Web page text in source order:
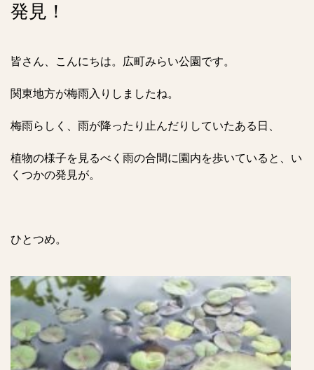
発見！
皆さん、こんにちは。広町みらい公園です。
関東地方が梅雨入りしましたね。
梅雨らしく、雨が降ったり止んだりしていたある日、
植物の様子を見るべく雨の合間に園内を歩いていると、い
くつかの発見が。
ひとつめ。